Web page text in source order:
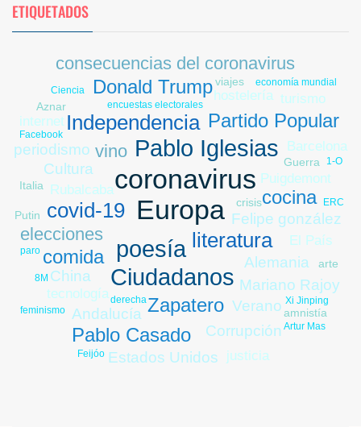
ETIQUETADOS
Europa
coronavirus
poesía
Ciudadanos
Pablo Iglesias
covid-19
literatura
Independencia
Zapatero
cocina
Donald Trump
Pablo Casado
comida
Partido Popular
elecciones
vino
consecuencias del coronavirus
Felipe gonzález
Mariano Rajoy
Andalucía
Cultura
China
Estados Unidos
Verano
Alemania
Corrupción
periodismo
Puigdemont
tecnología
hostelería
internet
Barcelona
El País
justicia
turismo
Rubalcaba
arte
crisis
Guerra
amnistía
Aznar
Italia
viajes
Putin
Ciencia
derecha
encuestas electorales
ERC
economía mundial
Facebook
feminismo
Xi Jinping
1-O
8M
Artur Mas
Feijóo
paro